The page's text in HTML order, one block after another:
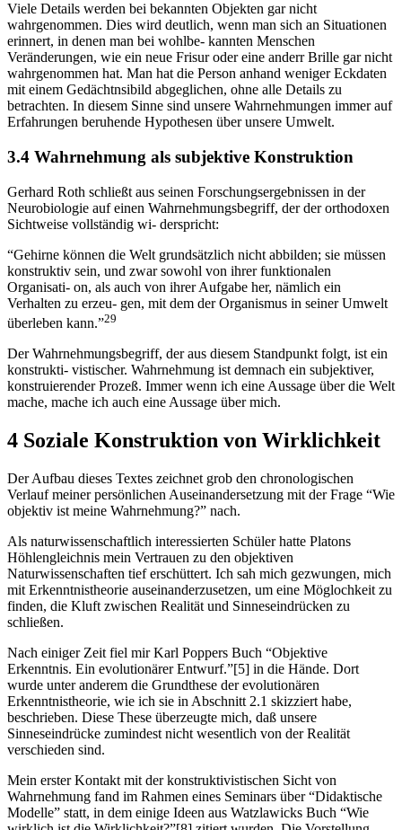
Viele Details werden bei bekannten Objekten gar nicht
wahrgenommen. Dies wird deutlich, wenn man sich an Situationen
erinnert, in denen man bei wohlbe- kannten Menschen
Veränderungen, wie ein neue Frisur oder eine anderr Brille gar nicht
wahrgenommen hat. Man hat die Person anhand weniger Eckdaten
mit einem Gedächtnsibild abgeglichen, ohne alle Details zu
betrachten. In diesem Sinne sind unsere Wahrnehmungen immer auf
Erfahrungen beruhende Hypothesen über unsere Umwelt.
3.4 Wahrnehmung als subjektive Konstruktion
Gerhard Roth schließt aus seinen Forschungsergebnissen in der
Neurobiologie auf einen Wahrnehmungsbegriff, der der orthodoxen
Sichtweise vollständig wi- derspricht:
“Gehirne können die Welt grundsätzlich nicht abbilden; sie müssen
konstruktiv sein, und zwar sowohl von ihrer funktionalen
Organisati- on, als auch von ihrer Aufgabe her, nämlich ein
Verhalten zu erzeu- gen, mit dem der Organismus in seiner Umwelt
überleben kann.”29
Der Wahrnehmungsbegriff, der aus diesem Standpunkt folgt, ist ein
konstrukti- vistischer. Wahrnehmung ist demnach ein subjektiver,
konstruierender Prozeß. Immer wenn ich eine Aussage über die Welt
mache, mache ich auch eine Aussage über mich.
4 Soziale Konstruktion von Wirklichkeit
Der Aufbau dieses Textes zeichnet grob den chronologischen
Verlauf meiner persönlichen Auseinandersetzung mit der Frage “Wie
objektiv ist meine Wahrnehmung?” nach.
Als naturwissenschaftlich interessierten Schüler hatte Platons
Höhlengleichnis mein Vertrauen zu den objektiven
Naturwissenschaften tief erschüttert. Ich sah mich gezwungen, mich
mit Erkenntnistheorie auseinanderzusetzen, um eine Möglochkeit zu
finden, die Kluft zwischen Realität und Sinneseindrücken zu
schließen.
Nach einiger Zeit fiel mir Karl Poppers Buch “Objektive
Erkenntnis. Ein evolutionärer Entwurf.”[5] in die Hände. Dort
wurde unter anderem die Grundthese der evolutionären
Erkenntnistheorie, wie ich sie in Abschnitt 2.1 skizziert habe,
beschrieben. Diese These überzeugte mich, daß unsere
Sinneseindrücke zumindest nicht wesentlich von der Realität
verschieden sind.
Mein erster Kontakt mit der konstruktivistischen Sicht von
Wahrnehmung fand im Rahmen eines Seminars über “Didaktische
Modelle” statt, in dem einige Ideen aus Watzlawicks Buch “Wie